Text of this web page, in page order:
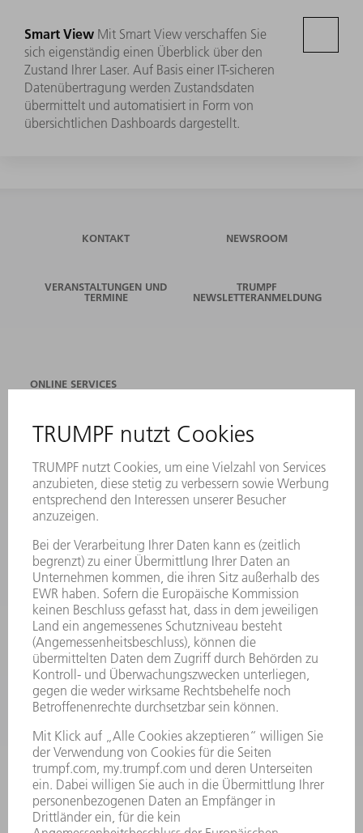
Smart View Mit Smart View verschaffen Sie
sich eigenständig einen Überblick über den
Zustand Ihrer Laser. Auf Basis einer IT-sicheren
Datenübertragung werden Zustandsdaten
übermittelt und automatisiert in Form von
übersichtlichen Dashboards dargestellt.
KONTAKT NEWSROOM
VERANSTALTUNGEN UND
TERMINE
TRUMPF
NEWSLETTERANMELDUNG
ONLINE SERVICES
STANDORTE
NEWSLETTER-ANMELDUNG
MYTRUMPF
SICHERHEITSDATENBLÄTTER
PRODUKTE
LASER
LEISTUNGSELEKTRONIK
ELEKTROWERKZEUGE
SMART FACTORY
SOFTWARE
SERVICES
ANWENDUNGEN
BRANCHEN
UNTERNEHMEN
KARRIERE
STELLENANGEBOTE
VORSTAND
GESCHÄFTSBERICHT
UNTERNEHMENSGRUNDSÄTZE
COMPLIANCE
HINWEISGEBERSYSTEM
SECURITY